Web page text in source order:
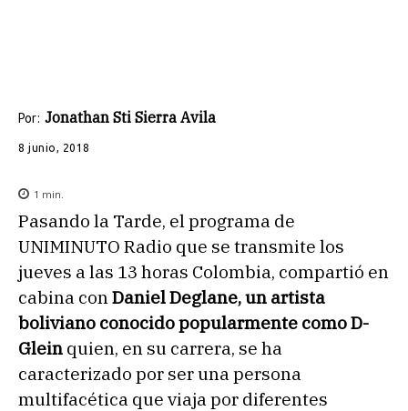
Por: Jonathan Sti Sierra Avila
8 junio, 2018
1 min.
Pasando la Tarde, el programa de
UNIMINUTO Radio que se transmite los
jueves a las 13 horas Colombia, compartió en
cabina con Daniel Deglane, un artista
boliviano conocido popularmente como D-
Glein quien, en su carrera, se ha
caracterizado por ser una persona
multifacética que viaja por diferentes